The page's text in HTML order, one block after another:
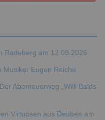
Radeberg am 12.09.2026
Musiker Eugen Reiche
Abenteuerweg „Willi Balds
Virtuosen aus Deuben am